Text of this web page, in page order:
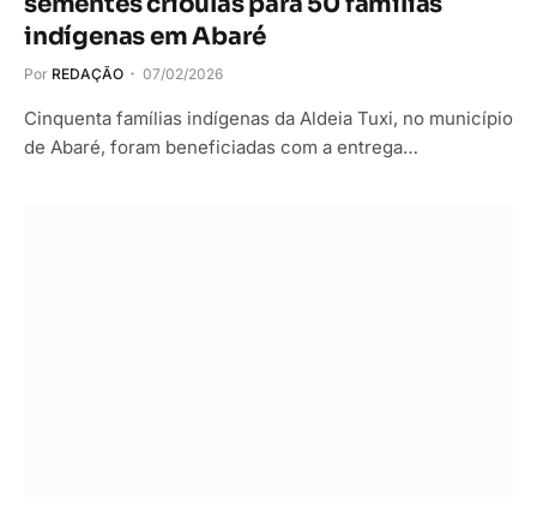
indígenas em Abaré
Por REDAÇÃO 07/02/2026
Cinquenta famílias indígenas da Aldeia Tuxi, no município
de Abaré, foram beneficiadas com a entrega…